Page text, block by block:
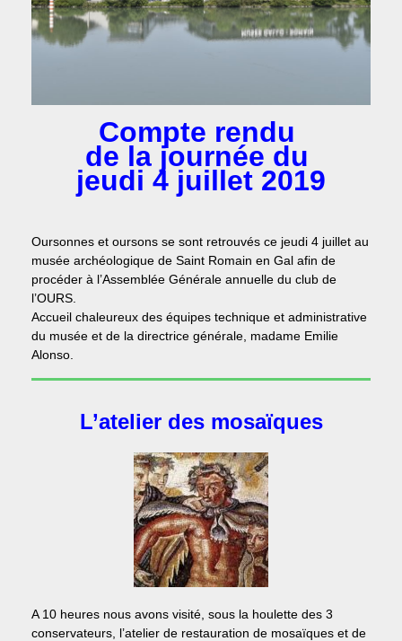
Compte rendu
de la journée du
jeudi 4 juillet 2019
Oursonnes et oursons se sont retrouvés ce jeudi 4 juillet au
musée archéologique de Saint Romain en Gal afin de
procéder à l’Assemblée Générale annuelle du club de
l’OURS.
Accueil chaleureux des équipes technique et administrative
du musée et de la directrice générale, madame Emilie
Alonso.
L’atelier des mosaïques
A 10 heures nous avons visité, sous la houlette des 3
conservateurs, l’atelier de restauration de mosaïques et de